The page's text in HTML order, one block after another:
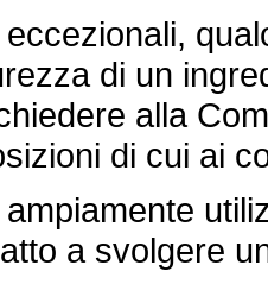
di un
alla
di cui ai
a svolgere